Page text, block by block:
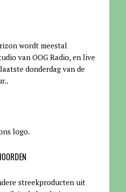
wordt meestal
van OOG Radio, en live
donderdag van de
.
logo.
streekproducten uit